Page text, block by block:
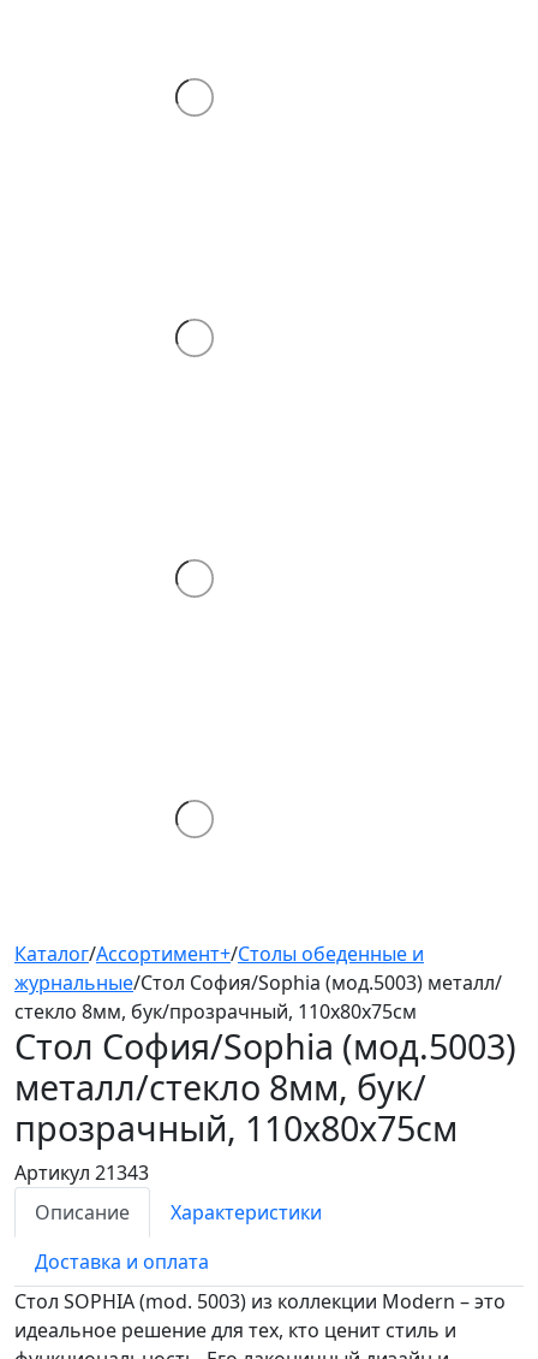
Каталог/Ассортимент+/Столы обеденные и
журнальные/Стол София/Sophia (мод.5003) металл/
стекло 8мм, бук/прозрачный, 110х80х75см
Стол София/Sophia (мод.5003)
металл/стекло 8мм, бук/
прозрачный, 110х80х75см
Артикул 21343
Описание
Характеристики
Доставка и оплата
Стол SOPHIA (mod. 5003) из коллекции Modern – это
идеальное решение для тех, кто ценит стиль и